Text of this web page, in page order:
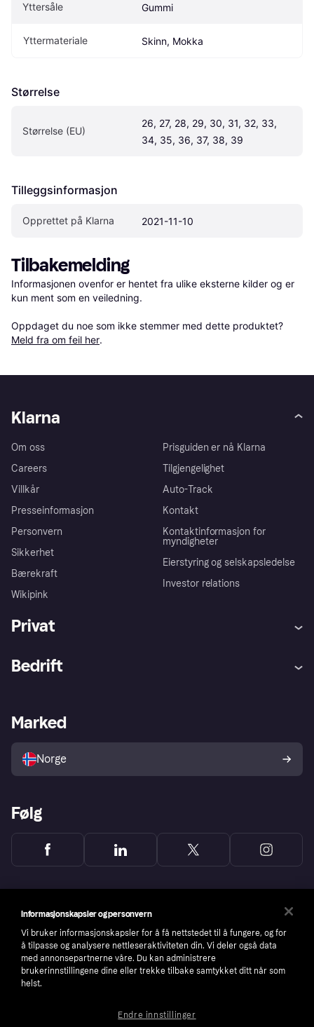
Yttersåle Gummi
Yttermateriale Skinn, Mokka
Størrelse
Størrelse (EU)
26, 27, 28, 29, 30, 31, 32, 33,
34, 35, 36, 37, 38, 39
Tilleggsinformasjon
Opprettet på Klarna 2021-11-10
Tilbakemelding
Informasjonen ovenfor er hentet fra ulike eksterne kilder og er
kun ment som en veiledning.
Oppdaget du noe som ikke stemmer med dette produktet?
Meld fra om feil her.
Klarna
Om oss
Careers
Villkår
Presseinformasjon
Personvern
Sikkerhet
Bærekraft
Wikipink
Prisguiden er nå Klarna
Tilgjengelighet
Auto-Track
Kontakt
Kontaktinformasjon for
myndigheter
Eierstyring og selskapsledelse
Investor relations
Privat
Utforsk butikker
Bedrift
Merchant portal
Marked
Norge
Følg
Informasjonskapsler og personvern
Vi bruker informasjonskapsler for å få nettstedet til å fungere, og for
å tilpasse og analysere nettleseraktiviteten din. Vi deler også data
med annonsepartnerne våre. Du kan administrere
brukerinnstillingene dine eller trekke tilbake samtykket ditt når som
helst.
Endre innstillinger